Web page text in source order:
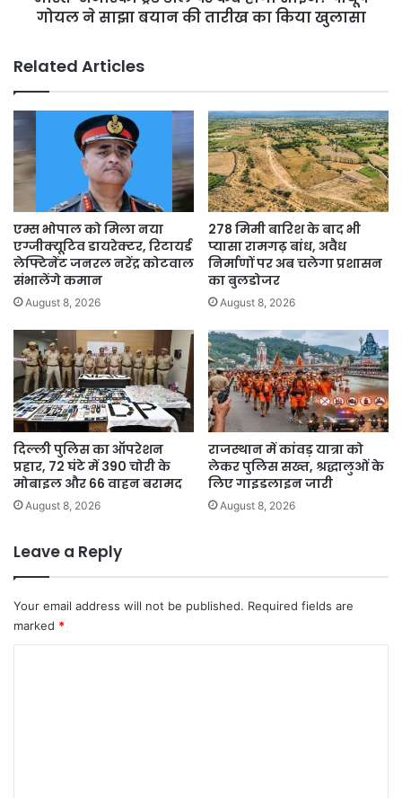
की
तारीख
का
किया
खुलासा
गोयल ने साझा बयान की तारीख का किया खुलासा
Related Articles
एम्स भोपाल को मिला नया
एग्जीक्यूटिव डायरेक्टर, रिटायर्ड
लेफ्टिनेंट जनरल नरेंद्र कोटवाल
संभालेंगे कमान
August 8, 2026
278 मिमी बारिश के बाद भी
प्यासा रामगढ़ बांध, अवैध
निर्माणों पर अब चलेगा प्रशासन
का बुलडोजर
August 8, 2026
दिल्ली पुलिस का ऑपरेशन
प्रहार, 72 घंटे में 390 चोरी के
मोबाइल और 66 वाहन बरामद
August 8, 2026
राजस्थान में कांवड़ यात्रा को
लेकर पुलिस सख्त, श्रद्धालुओं के
लिए गाइडलाइन जारी
August 8, 2026
Leave a Reply
Your email address will not be published. Required fields are
marked *